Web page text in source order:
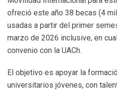
ofreció este año 38 becas (4
usadas a partir del primer
marzo de 2026 inclusive, en
convenio con la UACh.
El objetivo es apoyar la
universitarios jóvenes, con